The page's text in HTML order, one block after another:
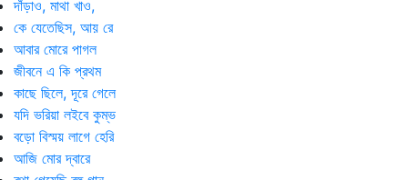
দাঁড়াও, মাথা খাও,
কে যেতেছিস, আয় রে
আবার মোরে পাগল
জীবনে এ কি প্রথম
কাছে ছিলে, দূরে গেলে
যদি ভরিয়া লইবে কুম্ভ
বড়ো বিস্ময় লাগে হেরি
আজি মোর দ্বারে